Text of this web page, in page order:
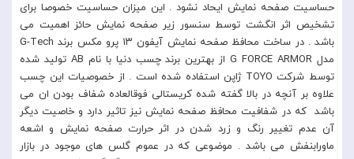
حساسیت صفحه نمایش ایحاد نشود . این میزان حساسیت خصوصا برای
تشخیص اثر انگشت توسط سنسور زیر صفحه نمایش حائز اهمیت می
باشد . در ساخت محافظ صفحه نمایش آیفون ۱۳ پرو مکس برند G-Tech
مدل G FORCE ARMOR از بهترین برند چسب دنیا با نام AB تولید شده
توسط شرکت TOYO ژاپن استفاده شده است . از خصوصیات این چسب
علاوه بر آنچه در بالا گفته شده کریستالی فوقالعاده شفاف بودن ان می
باشد که در شفافیت محافظ صفحه نمایش نیز تاثیر دارد و خاصیت دیگر
آن عدم تغییر رنگ و زرد شدن در اثر حرارت صفحه نمایش و اشعه
ماورابنفش می باشد . موضوعی که در عموم گلس های موجود در بازار